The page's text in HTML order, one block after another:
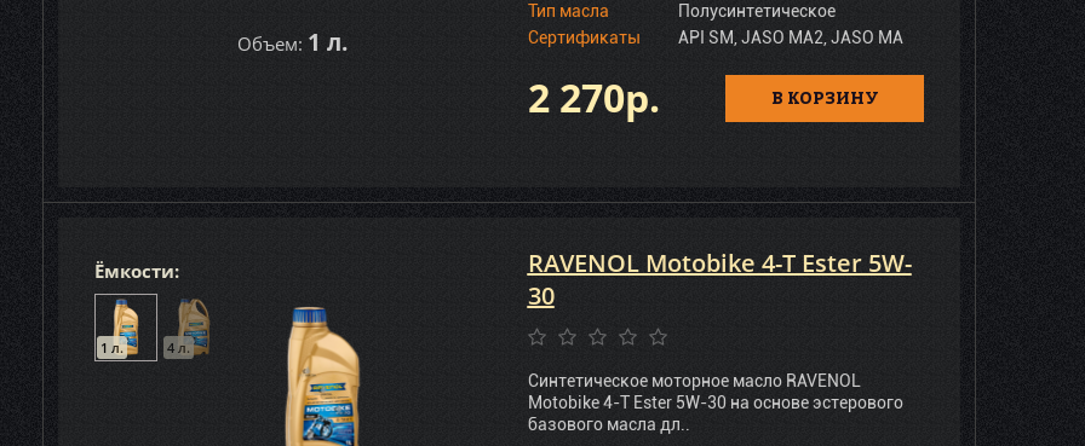
Объем: 1 л.
Тип масла
Полусинтетическое
Сертификаты
API SM, JASO MA2, JASO MA
2 270р. В КОРЗИНУ
Ёмкости:
1 л. 4 л.
RAVENOL Motobike 4-T Ester 5W-
30
Синтетическое моторное масло RAVENOL
Motobike 4-T Ester 5W-30 на основе эстерового
базового масла дл..